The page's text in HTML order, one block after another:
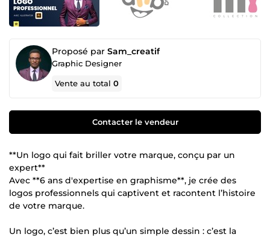
Proposé par Sam_creatif
Graphic Designer
Vente au total0
Contacter le vendeur
**Un logo qui fait briller votre marque, conçu par un
expert**
Avec **6 ans d'expertise en graphisme**, je crée des
logos professionnels qui captivent et racontent l’histoire
de votre marque.
Un logo, c’est bien plus qu’un simple dessin : c’est la